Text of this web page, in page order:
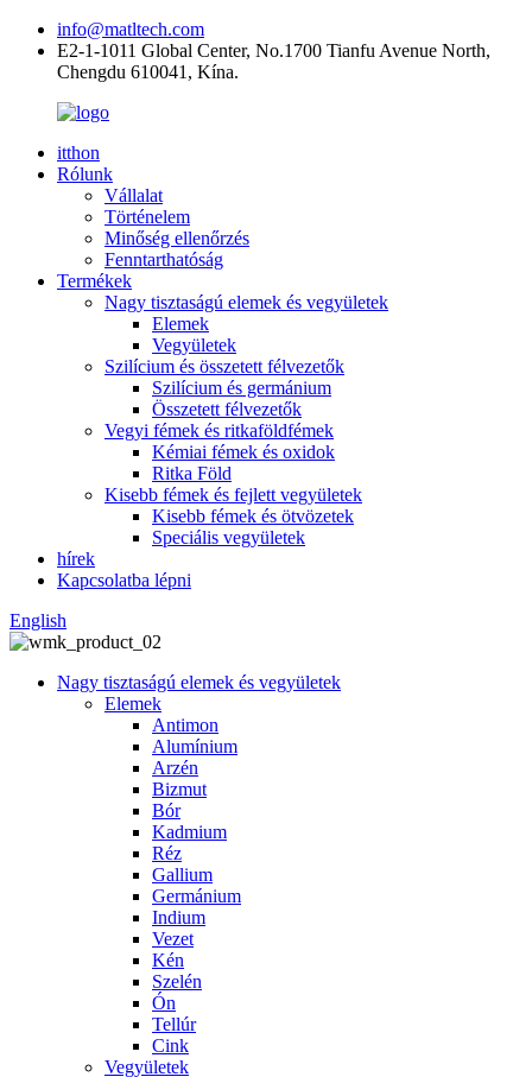
info@matltech.com
E2-1-1011 Global Center, No.1700 Tianfu Avenue North,
Chengdu 610041, Kína.
itthon
Rólunk
Vállalat
Történelem
Minőség ellenőrzés
Fenntarthatóság
Termékek
Nagy tisztaságú elemek és vegyületek
Elemek
Vegyületek
Szilícium és összetett félvezetők
Szilícium és germánium
Összetett félvezetők
Vegyi fémek és ritkaföldfémek
Kémiai fémek és oxidok
Ritka Föld
Kisebb fémek és fejlett vegyületek
Kisebb fémek és ötvözetek
Speciális vegyületek
hírek
Kapcsolatba lépni
English
Nagy tisztaságú elemek és vegyületek
Elemek
Antimon
Alumínium
Arzén
Bizmut
Bór
Kadmium
Réz
Gallium
Germánium
Indium
Vezet
Kén
Szelén
Ón
Tellúr
Cink
Vegyületek